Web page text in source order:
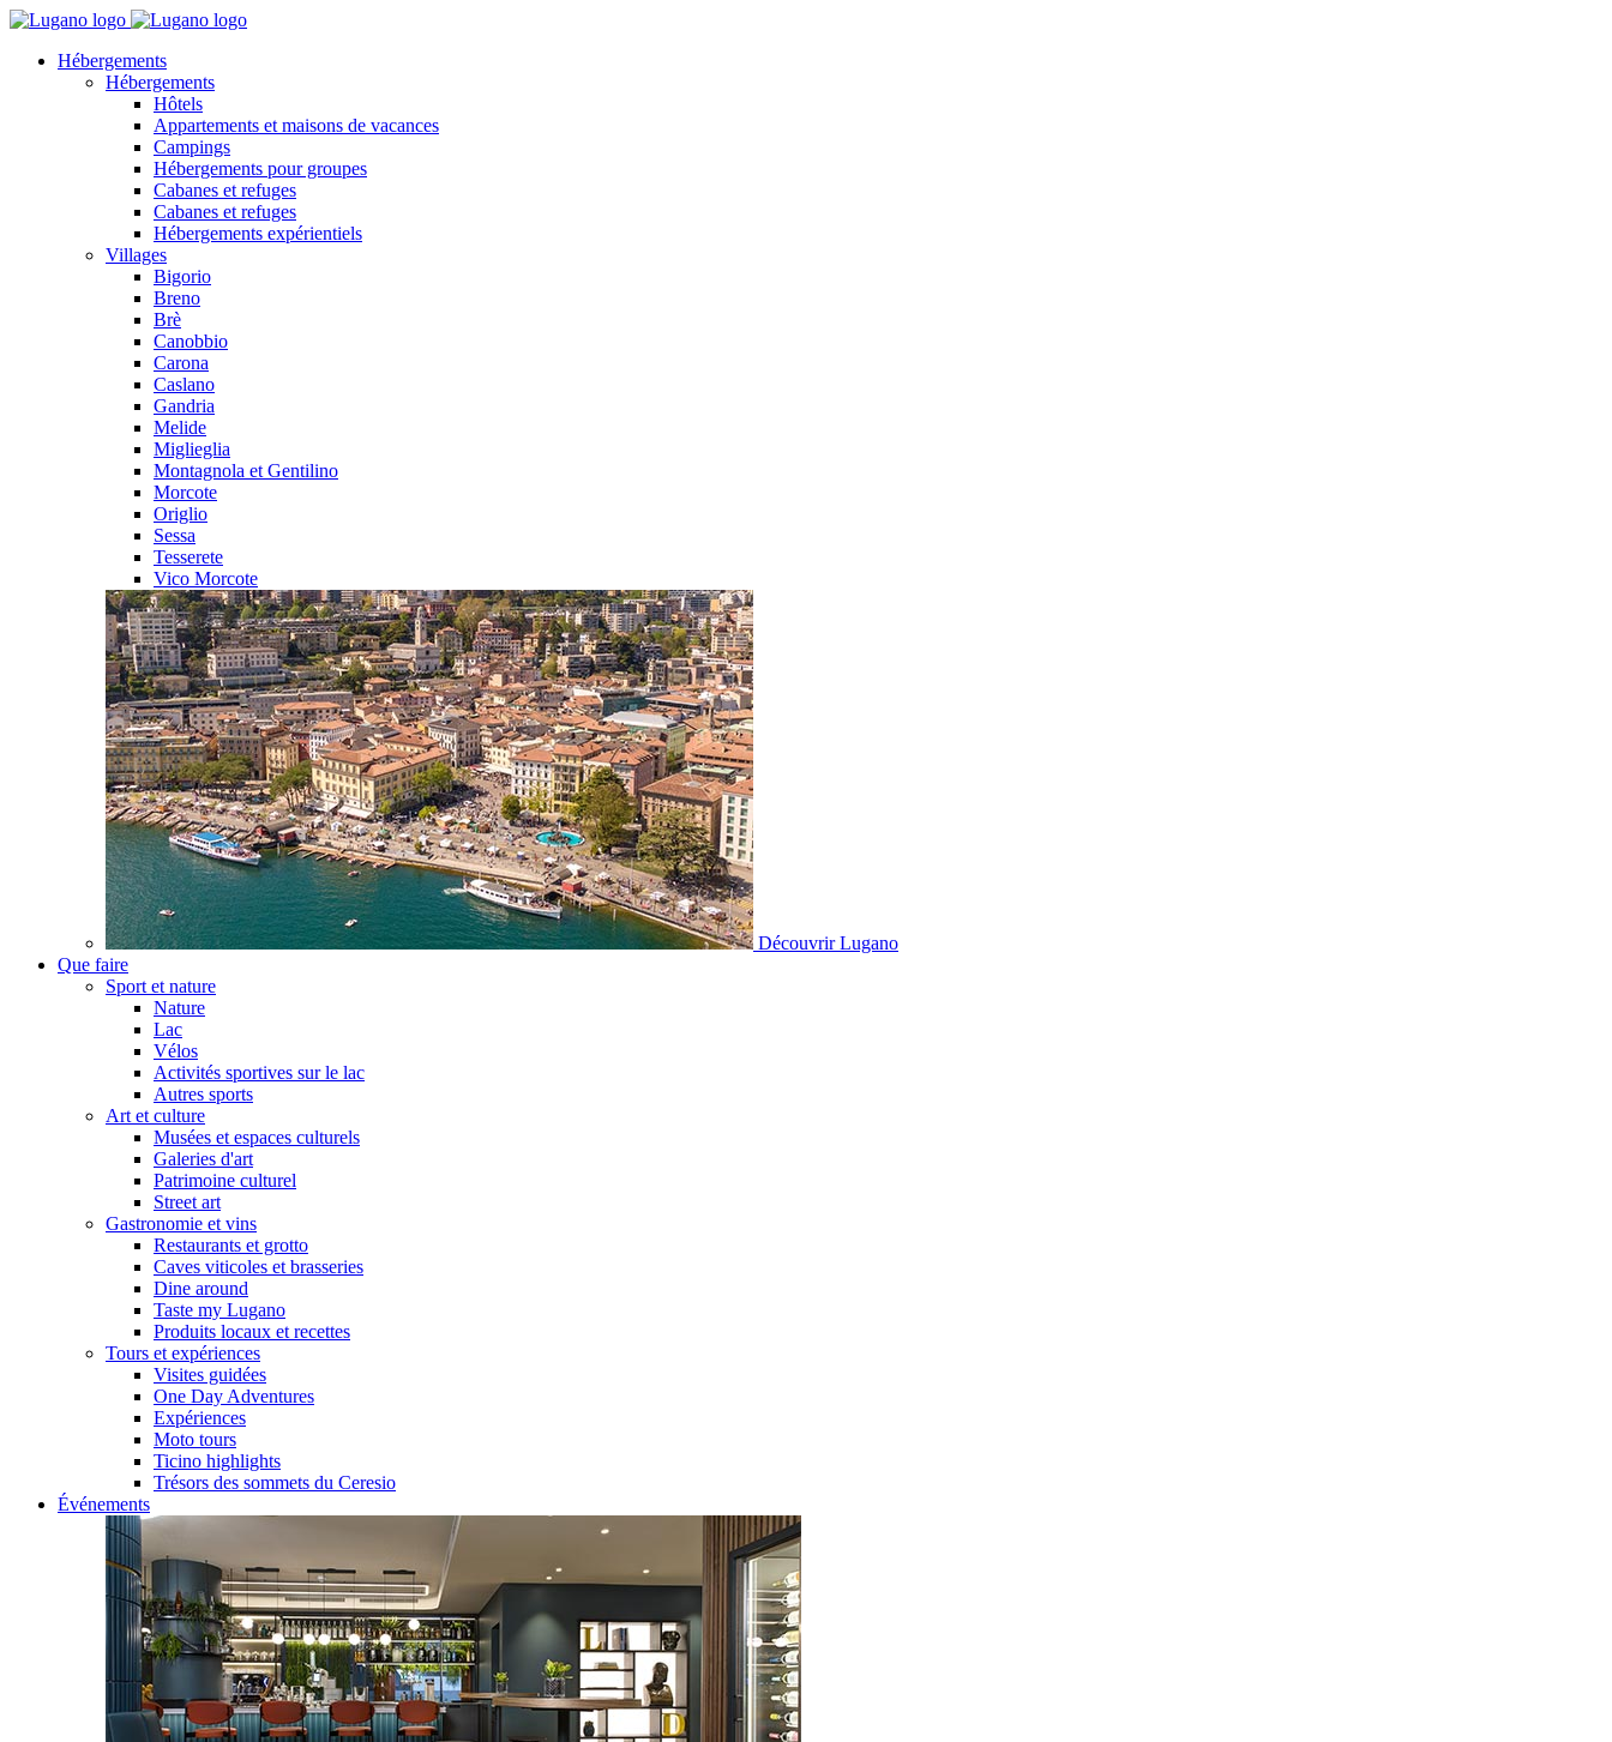
Hébergements
Hébergements
Hôtels
Appartements et maisons de vacances
Campings
Hébergements pour groupes
Cabanes et refuges
Cabanes et refuges
Hébergements expérientiels
Villages
Bigorio
Breno
Brè
Canobbio
Carona
Caslano
Gandria
Melide
Miglieglia
Montagnola et Gentilino
Morcote
Origlio
Sessa
Tesserete
Vico Morcote
Découvrir Lugano
Que faire
Sport et nature
Nature
Lac
Vélos
Activités sportives sur le lac
Autres sports
Art et culture
Musées et espaces culturels
Galeries d'art
Patrimoine culturel
Street art
Gastronomie et vins
Restaurants et grotto
Caves viticoles et brasseries
Dine around
Taste my Lugano
Produits locaux et recettes
Tours et expériences
Visites guidées
One Day Adventures
Expériences
Moto tours
Ticino highlights
Trésors des sommets du Ceresio
Événements